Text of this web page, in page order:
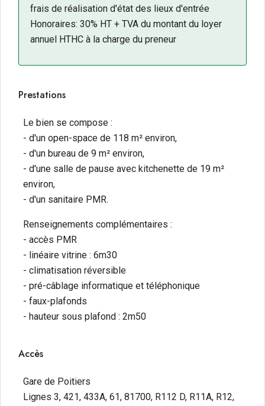
frais de réalisation d'état des lieux d'entrée
Honoraires: 30% HT + TVA du montant du loyer
annuel HTHC à la charge du preneur
Prestations
Le bien se compose :
- d'un open-space de 118 m² environ,
- d'un bureau de 9 m² environ,
- d'une salle de pause avec kitchenette de 19 m²
environ,
- d'un sanitaire PMR.
Renseignements complémentaires :
- accès PMR
- linéaire vitrine : 6m30
- climatisation réversible
- pré-câblage informatique et téléphonique
- faux-plafonds
- hauteur sous plafond : 2m50
Accès
Gare de Poitiers
Lignes 3, 421, 433A, 61, 81700, R112 D, R11A, R12,